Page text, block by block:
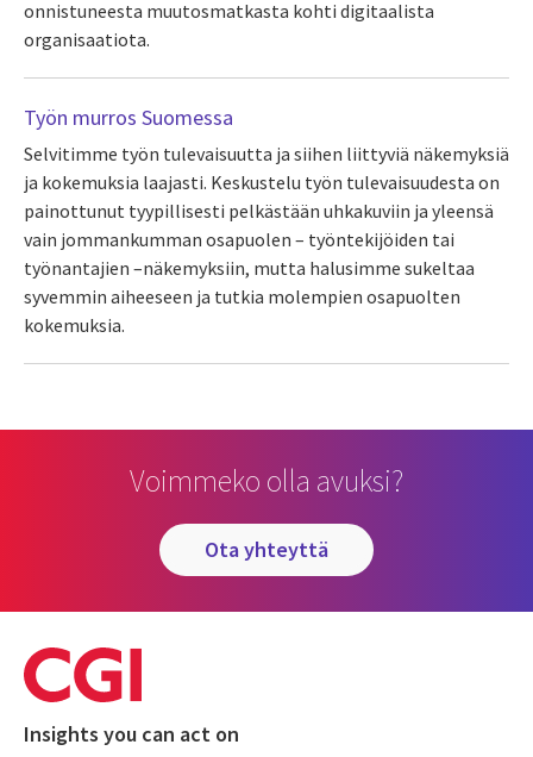
onnistuneesta muutosmatkasta kohti digitaalista
organisaatiota.
Työn murros Suomessa
Selvitimme työn tulevaisuutta ja siihen liittyviä näkemyksiä
ja kokemuksia laajasti. Keskustelu työn tulevaisuudesta on
painottunut tyypillisesti pelkästään uhkakuviin ja yleensä
vain jommankumman osapuolen – työntekijöiden tai
työnantajien –näkemyksiin, mutta halusimme sukeltaa
syvemmin aiheeseen ja tutkia molempien osapuolten
kokemuksia.
Voimmeko olla avuksi?
ota yhteyttä
Insights you can act on